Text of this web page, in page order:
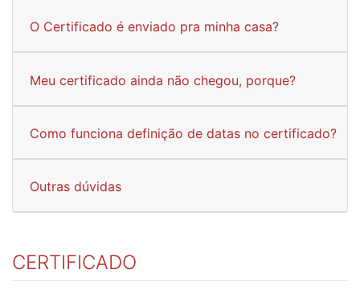
O Certificado é enviado pra minha casa?
Meu certificado ainda não chegou, porque?
Como funciona definição de datas no certificado?
Outras dúvidas
CERTIFICADO